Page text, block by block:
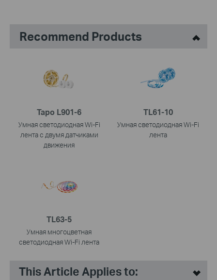
Recommend Products
Tapo L901-6
Умная светодиодная Wi-Fi
лента с двумя датчиками
движения
TL61-10
Умная светодиодная Wi-Fi
лента
TL63-5
Умная многоцветная
светодиодная Wi-Fi лента
This Article Applies to: